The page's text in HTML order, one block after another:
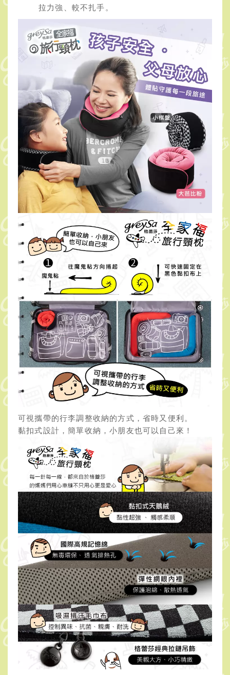
拉力強、較不扎手。
可視攜帶的行李調整收納的方式，省時又便利。
黏扣式設計，簡單收納，小朋友也可以自己來！